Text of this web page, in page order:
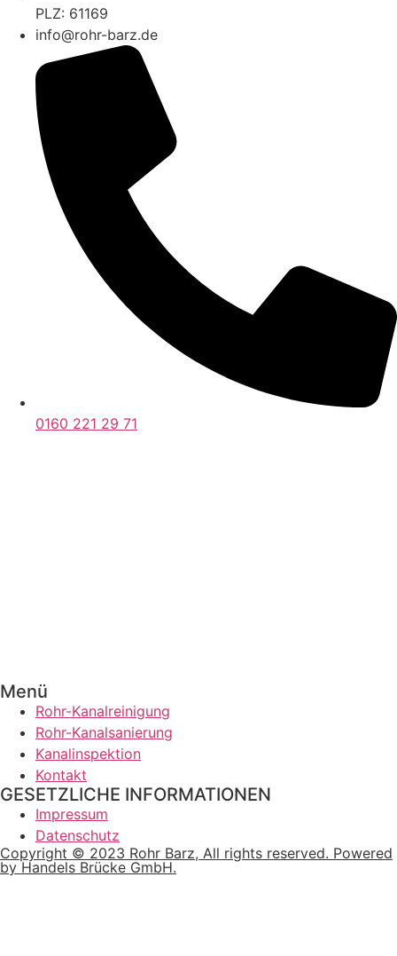
PLZ: 61169
info@rohr-barz.de
0160 221 29 71
Menü
Rohr-Kanalreinigung
Rohr-Kanalsanierung
Kanalinspektion
Kontakt
GESETZLICHE INFORMATIONEN
Impressum
Datenschutz
Copyright © 2023 Rohr Barz, All rights reserved. Powered
by Handels Brücke GmbH.